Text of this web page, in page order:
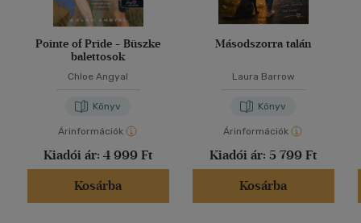
Pointe of Pride - Büszke
balettosok
Chloe Angyal
Könyv
Árinformációk
Kiadói ár: 4 999 Ft
Kosárba
Másodszorra talán
Laura Barrow
Könyv
Árinformációk
Kiadói ár: 5 799 Ft
Kosárba